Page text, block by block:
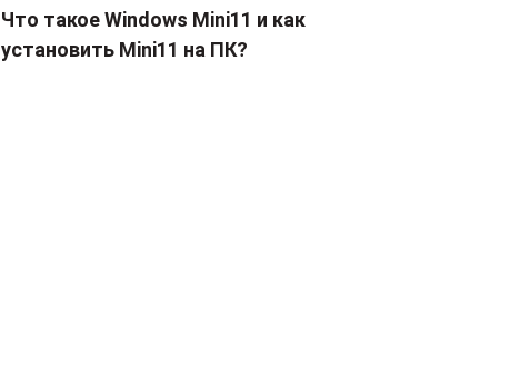
Что такое Windows Mini11 и как
установить Mini11 на ПК?